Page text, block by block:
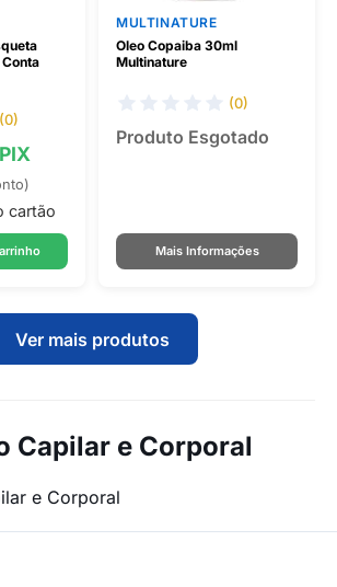
(0)
cartão
MULTINATURE
Oleo Copaiba 30ml
Multinature
(0)
Produto Esgotado
Mais Informações
Ver mais produtos
Capilar e Corporal
e Corporal